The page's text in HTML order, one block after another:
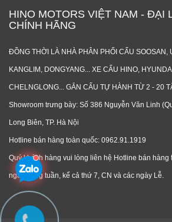
HINO MOTORS VIỆT NAM - ĐẠI
CHÍNH HÃNG
ĐỒNG THỜI LÀ NHÀ PHÂN PHỐI CẨU SOOSAN,
KANGLIM, DONGYANG... XE CẨU HINO,
CHELNGLONG... GẮN CẨU TỰ HÀNH TỪ 2 - 20
Showroom trưng bày: Số 386 Nguyễn Văn Linh
Long Biên, TP. Hà Nội
Hotline bán hàng toàn quốc: 0962.91.1919
Quý khách hàng vui lòng liên hệ Hotline bán hàng
ngày trong tuần, kể cả thứ 7, CN và các ngày Lễ.